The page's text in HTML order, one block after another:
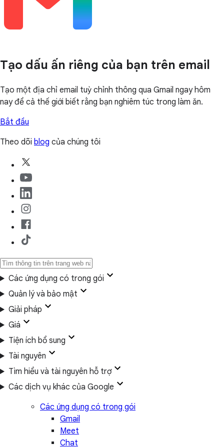
Tạo dấu ấn riêng của bạn trên email
Tạo một địa chỉ email tuỳ chỉnh thông qua Gmail ngay hôm
nay để cả thế giới biết rằng bạn nghiêm túc trong làm ăn.
Bắt đầu
Theo dõi blog của chúng tôi
Các ứng dụng có trong gói
Quản lý và bảo mật
Giải pháp
Giá
Tiện ích bổ sung
Tài nguyên
Tìm hiểu và tài nguyên hỗ trợ
Các dịch vụ khác của Google
Các ứng dụng có trong gói
Gmail
Meet
Chat